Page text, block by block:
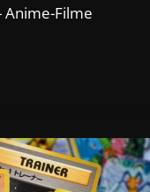
Anime-Filme